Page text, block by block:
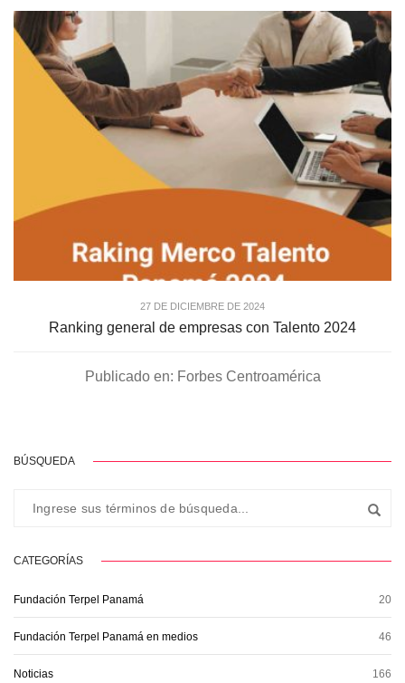
27 DE DICIEMBRE DE 2024
Ranking general de empresas con Talento 2024
Publicado en: Forbes Centroamérica
BÚSQUEDA
CATEGORÍAS
Fundación Terpel Panamá 20
Fundación Terpel Panamá en medios 46
Noticias 166